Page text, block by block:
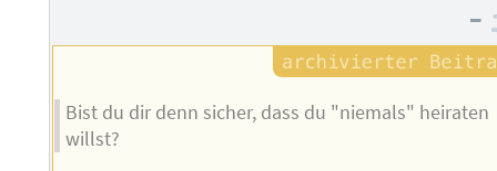
–
Bist du dir denn sicher, dass du "niemals" heiraten
willst?